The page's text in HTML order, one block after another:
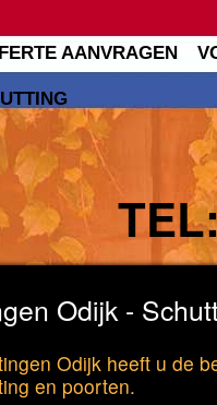
AANVRAGEN
Odijk -
Odijk heeft u de
en poorten.